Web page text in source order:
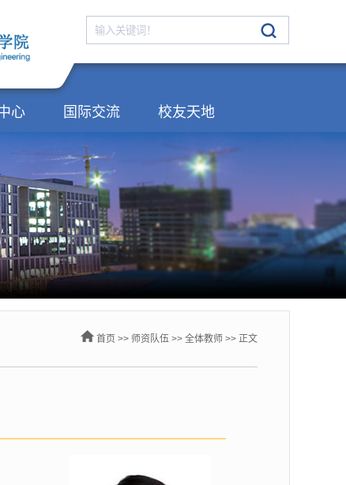
心 国际交流 校友天地
首页 >> 师资队伍 >> 全体教师 >> 正文